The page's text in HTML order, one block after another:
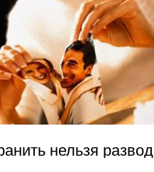
нельзя развод